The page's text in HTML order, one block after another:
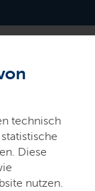
technisch
Diese
nutzen.